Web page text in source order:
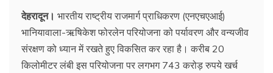
देहरादून। भारतीय राष्ट्रीय राजमार्ग प्राधिकरण (एनएचएआई)
भानियावाला-ऋषिकेश फोरलेन परियोजना को पर्यावरण और वन्यजीव
संरक्षण को ध्यान में रखते हुए विकसित कर रहा है। करीब 20
किलोमीटर लंबी इस परियोजना पर लगभग 743 करोड़ रुपये खर्च